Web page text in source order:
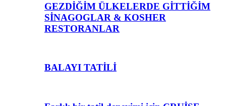
GEZDİĞİM ÜLKELERDE GİTTİĞİM
SİNAGOGLAR & KOSHER
RESTORANLAR
BALAYI TATİLİ